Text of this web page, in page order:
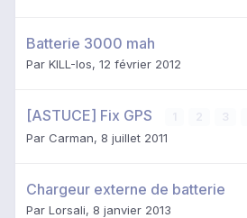
Batterie 3000 mah
Par KILL-Ios, 12 février 2012
[ASTUCE] Fix GPS
Par Carman, 8 juillet 2011
Chargeur externe de batterie
Par Lorsali, 8 janvier 2013